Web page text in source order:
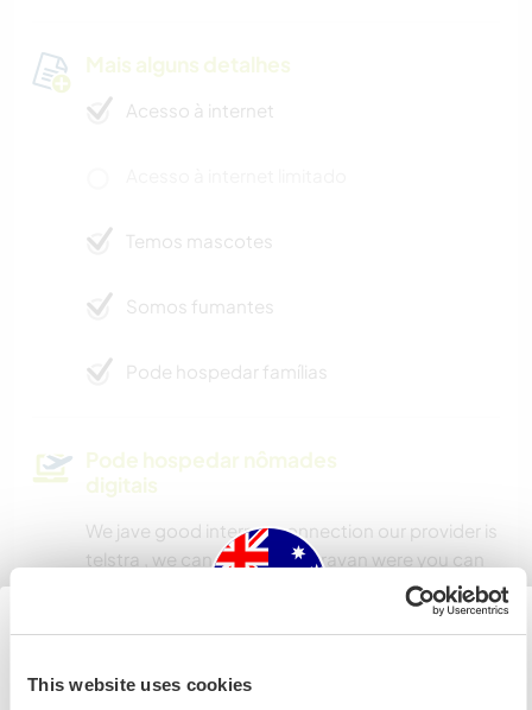
This website uses cookies
Mais alguns detalhes
Acesso à internet
Temos mascotes
Somos fumantes
Pode hospedar famílias
Pode hospedar nômades
digitais
We jave good internet connection our provider is
telstra , we can provide a caravan were you can
have your own peace and space to work.
Espaço para estacionar
Australia